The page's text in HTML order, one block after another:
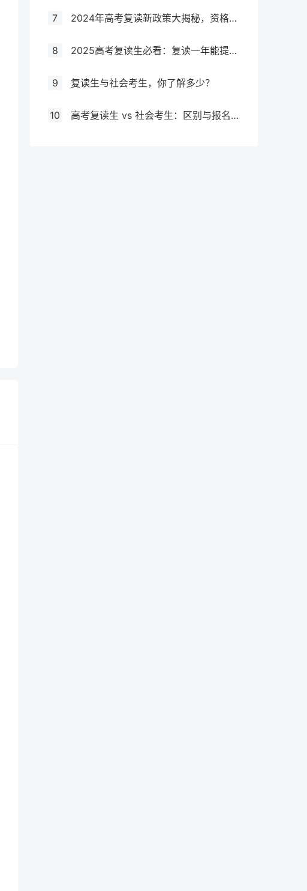
7 2024年高考复读新政策大揭秘，资格、次数、课程全解析
8 2025高考复读生必看：复读一年能提多少分？关键因素大揭秘！
9 复读生与社会考生，你了解多少？
10 高考复读生 vs 社会考生：区别与报名要求全解析